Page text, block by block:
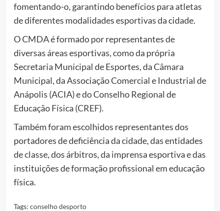
fomentando-o, garantindo benefícios para atletas
de diferentes modalidades esportivas da cidade.
O CMDA é formado por representantes de
diversas áreas esportivas, como da própria
Secretaria Municipal de Esportes, da Câmara
Municipal, da Associação Comercial e Industrial de
Anápolis (ACIA) e do Conselho Regional de
Educação Física (CREF).
Também foram escolhidos representantes dos
portadores de deficiência da cidade, das entidades
de classe, dos árbitros, da imprensa esportiva e das
instituições de formação profissional em educação
física.
Tags: conselho desporto